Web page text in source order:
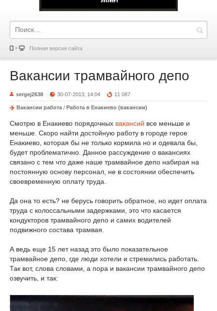
Полная версия сайта
Вакансии трамвайного депо
sergej2638 30-07-2013, 14:04 11 087
Вакансии работа / Работа в Енакиево (вакансии)
Смотрю в Енакиево порядочных вакансий все меньше и
меньше. Скоро найти достойную работу в городе герое
Енакиево, которая бы не только кормила но и одевала бы,
будет проблематично. Данное рассуждение о вакансиях
связано с тем что даже наше трамвайное депо набирая на
постоянную основу персонал, не в состоянии обеспечить
своевременную оплату труда.
Да она то есть? не берусь говорить обратное, но идет оплата
труда с колоссальными задержками, это что касается
кондукторов трамвайного депо и самих водителей
подвижного состава трамвая.
А ведь еще 15 лет назад это было показательное
трамвайное депо, где люди хотели и стремились работать.
Так вот, слова словами, а пора и вакансии трамвайного депо
озвучить, и так: